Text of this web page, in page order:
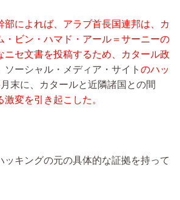
部によれば、アラブ首長国連邦は、カ
・ビン・ハマド・アール＝サーニーの
ニセ文書を投稿するため、カタール政
ソーシャル・メディア・サイト のハッ
末に、カタールと近隣諸国との間
変を引き起こした。
ッキングの元の具体的な証拠を持って